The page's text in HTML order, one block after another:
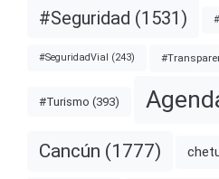
#Seguridad (1531)
#SeguridadVial (243)
#Turismo (393)
Cancún (1777)